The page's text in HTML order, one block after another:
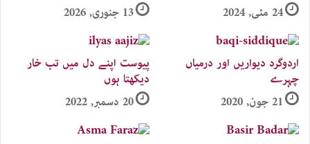
24 مئی, 2024
13 جنوری, 2026
اردوگرد دیواریں اور درمیاں
چہرے
21 جون, 2020
پیوست اپنے دل میں تب خار
دیکھتا ہوں
20 دسمبر, 2022